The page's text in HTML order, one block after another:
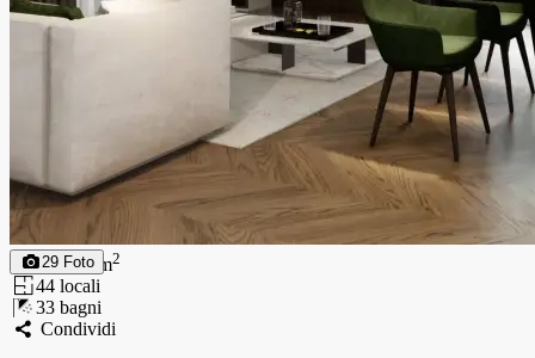
29 Foto
262262m2
44 locali
33 bagni
Condividi